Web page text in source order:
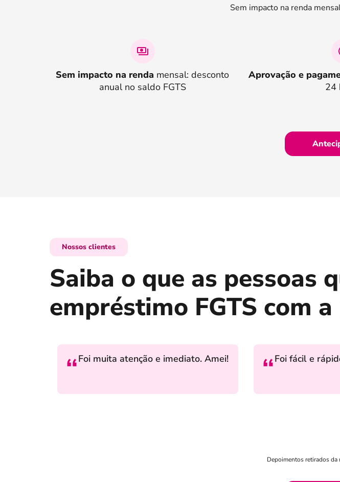
Sem impacto na renda
Sem impacto na renda mensal: desconto
anual no saldo FGTS
Aprovação e
24
Nossos clientes
Saiba o que as pessoas
empréstimo FGTS com
Foi muita atenção e imediato. Amei! Foi fácil e
Depoimentos retirados da